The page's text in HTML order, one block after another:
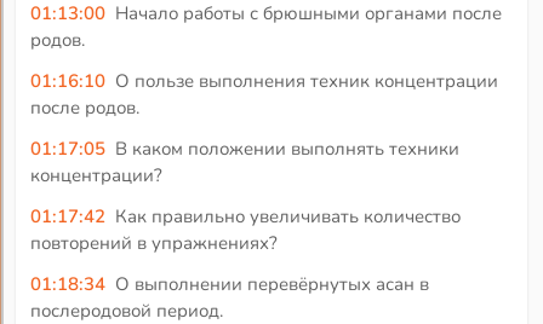
01:13:00 Начало работы с брюшными органами после
родов.
01:16:10 О пользе выполнения техник концентрации
после родов.
01:17:05 В каком положении выполнять техники
концентрации?
01:17:42 Как правильно увеличивать количество
повторений в упражнениях?
01:18:34 О выполнении перевёрнутых асан в
послеродовой период.